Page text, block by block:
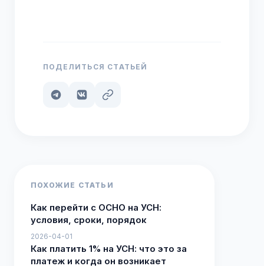
ПОДЕЛИТЬСЯ СТАТЬЕЙ
ПОХОЖИЕ СТАТЬИ
Как перейти с ОСНО на УСН:
условия, сроки, порядок
2026-04-01
Как платить 1% на УСН: что это за
платеж и когда он возникает